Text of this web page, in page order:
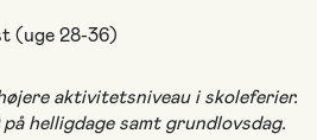
(uge 28-36)
aktivitetsniveau i skoleferier.
helligdage samt grundlovsdag.